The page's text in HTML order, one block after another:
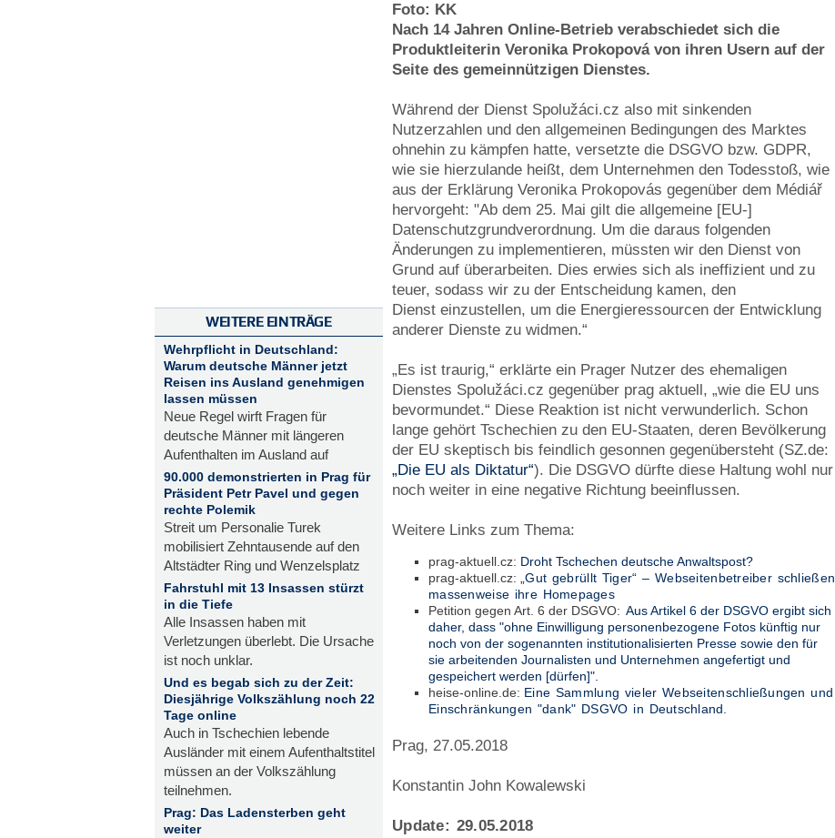
WEITERE EINTRÄGE
Wehrpflicht in Deutschland:
Warum deutsche Männer jetzt
Reisen ins Ausland genehmigen
lassen müssen
Neue Regel wirft Fragen für
deutsche Männer mit längeren
Aufenthalten im Ausland auf
90.000 demonstrierten in Prag für
Präsident Petr Pavel und gegen
rechte Polemik
Streit um Personalie Turek
mobilisiert Zehntausende auf den
Altstädter Ring und Wenzelsplatz
Fahrstuhl mit 13 Insassen stürzt
in die Tiefe
Alle Insassen haben mit
Verletzungen überlebt. Die Ursache
ist noch unklar.
Und es begab sich zu der Zeit:
Diesjährige Volkszählung noch 22
Tage online
Auch in Tschechien lebende
Ausländer mit einem Aufenthaltstitel
müssen an der Volkszählung
teilnehmen.
Prag: Das Ladensterben geht
weiter
Foto: KK
Nach 14 Jahren Online-Betrieb verabschiedet sich die
Produktleiterin Veronika Prokopová von ihren Usern auf der
Seite des gemeinnützigen Dienstes.
Während der Dienst Spolužáci.cz also mit sinkenden
Nutzerzahlen und den allgemeinen Bedingungen des Marktes
ohnehin zu kämpfen hatte, versetzte die DSGVO bzw. GDPR,
wie sie hierzulande heißt, dem Unternehmen den Todesstoß, wie
aus der Erklärung Veronika Prokopovás gegenüber dem Médiář
hervorgeht: "Ab dem 25. Mai gilt die allgemeine [EU-]
Datenschutzgrundverordnung. Um die daraus folgenden
Änderungen zu implementieren, müssten wir den Dienst von
Grund auf überarbeiten. Dies erwies sich als ineffizient und zu
teuer, sodass wir zu der Entscheidung kamen, den
Dienst einzustellen, um die Energieressourcen der Entwicklung
anderer Dienste zu widmen.“
„Es ist traurig,“ erklärte ein Prager Nutzer des ehemaligen
Dienstes Spolužáci.cz gegenüber prag aktuell, „wie die EU uns
bevormundet.“ Diese Reaktion ist nicht verwunderlich. Schon
lange gehört Tschechien zu den EU-Staaten, deren Bevölkerung
der EU skeptisch bis feindlich gesonnen gegenübersteht (SZ.de:
„Die EU als Diktatur“). Die DSGVO dürfte diese Haltung wohl nur
noch weiter in eine negative Richtung beeinflussen.
Weitere Links zum Thema:
prag-aktuell.cz: Droht Tschechen deutsche Anwaltspost?
prag-aktuell.cz:
„Gut gebrüllt Tiger“ – Webseitenbetreiber schließen
massenweise ihre Homepages
Petition gegen Art. 6 der DSGVO: Aus Artikel 6 der DSGVO ergibt sich
daher, dass "ohne Einwilligung personenbezogene Fotos künftig nur
noch von der sogenannten institutionalisierten Presse sowie den für
sie arbeitenden Journalisten und Unternehmen angefertigt und
gespeichert werden [dürfen]".
heise-online.de: Eine Sammlung vieler Webseitenschließungen und
Einschränkungen "dank" DSGVO in Deutschland.
Prag, 27.05.2018
Konstantin John Kowalewski
Update: 29.05.2018